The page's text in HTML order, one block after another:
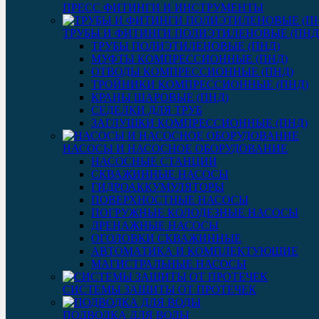
ПРЕСС ФИТИНГИ И ИНСТРУМЕНТЫ
ТРУБЫ И ФИТИНГИ ПОЛИЭТИЛЕНОВЫЕ
ТРУБЫ ПОЛИЭТИЛЕНОВЫЕ (ПНД)
МУФТЫ КОМПРЕССИОННЫЕ (ПНД)
ОТВОДЫ КОМПРЕССИОННЫЕ (ПНД)
ТРОЙНИКИ КОМПРЕССИОННЫЕ (ПНД)
КРАНЫ ШАРОВЫЕ (ПНД)
СЕДЕЛКИ ДЛЯ ТРУБ
ЗАГЛУШКИ КОМПРЕССИОННЫЕ (ПНД)
НАСОСЫ И НАСОСНОЕ ОБОРУДОВАНИЕ
НАСОСНЫЕ СТАНЦИИ
СКВАЖИННЫЕ НАСОСЫ
ГИДРОАККУМУЛЯТОРЫ
ПОВЕРХНОСТНЫЕ НАСОСЫ
ПОГРУЖНЫЕ КОЛОДЕЗНЫЕ НАСОСЫ
ДРЕНАЖНЫЕ НАСОСЫ
ОГОЛОВКИ СКВАЖИННЫЕ
АВТОМАТИКА И КОМПЛЕКТУЮЩИЕ
МАГИСТРАЛЬНЫЕ НАСОСЫ
СИСТЕМЫ ЗАЩИТЫ ОТ ПРОТЕЧЕК
ПОДВОДКА ДЛЯ ВОДЫ